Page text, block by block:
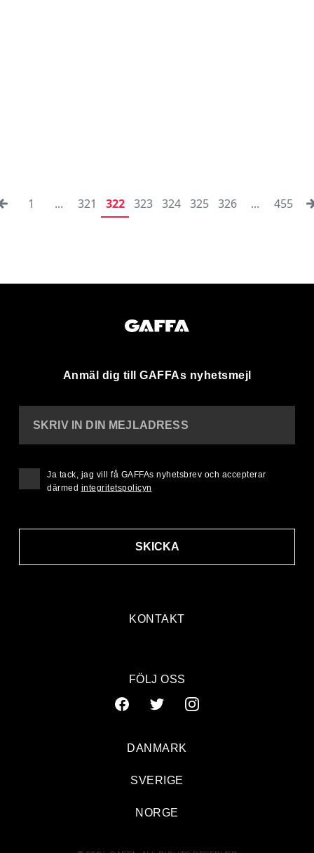
1 ... 321 322 323 324 325 326 ... 455
Anmäl dig till GAFFAs nyhetsmejl
KONTAKT
SKRIV IN DIN MEJLADRESS
SKICKA
Ja tack, jag vill få GAFFAs nyhetsbrev och accepterar
därmed integritetspolicyn
FÖLJ OSS
DANMARK
SVERIGE
NORGE